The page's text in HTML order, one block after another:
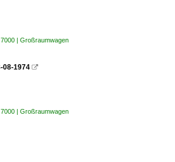
| Großraumwagen
08-1974 
| Großraumwagen